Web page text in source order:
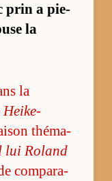
prin a pie­
la
la
Heike-
thé­ma­
lui Ro­land
com­pa­ra­